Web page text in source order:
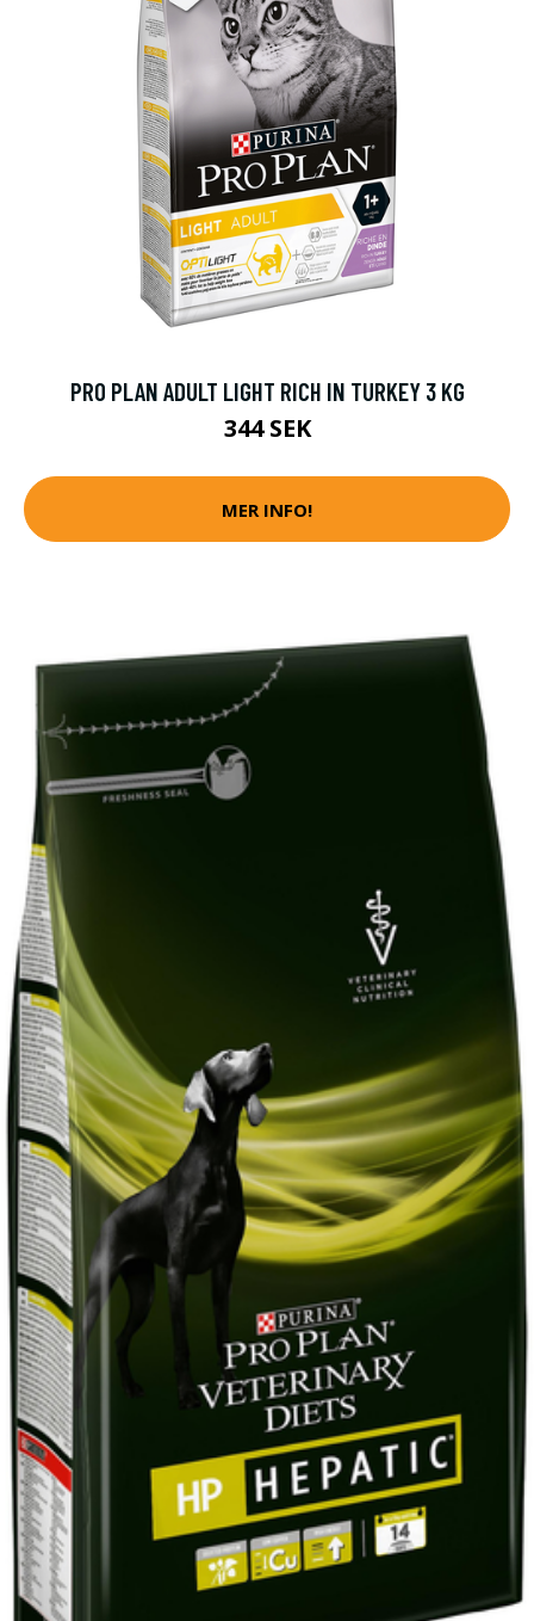
PRO PLAN ADULT LIGHT RICH IN TURKEY 3 KG
344 SEK
MER INFO!